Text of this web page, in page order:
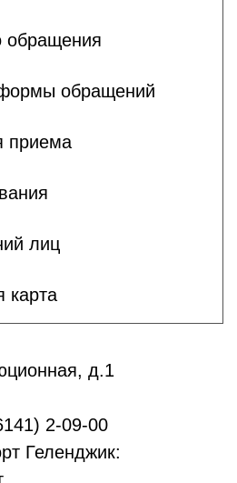
обращения
обращений
приема
лиц
карта
д.1
2-09-00
Геленджик: